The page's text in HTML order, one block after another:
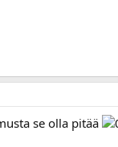
se olla pitää